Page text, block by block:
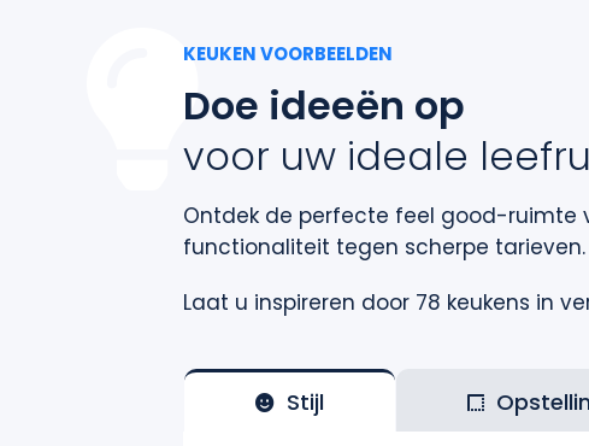
KEUKEN VOORBEELDEN
Doe ideeën op
voor uw ideale
Ontdek de perfecte feel good-ruimte
functionaliteit tegen scherpe
Laat u inspireren door 78 keukens in
Stijl